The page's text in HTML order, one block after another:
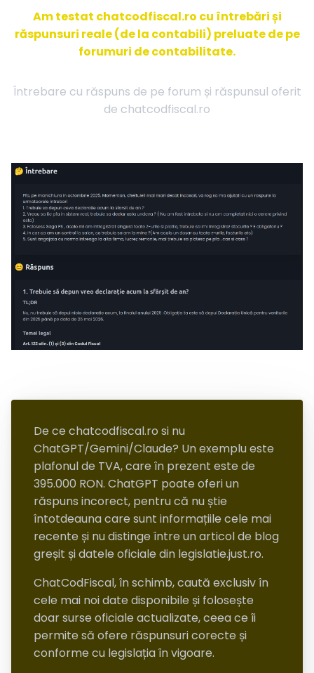
Am testat chatcodfiscal.ro cu întrebări și
răspunsuri reale (de la contabili) preluate de pe
forumuri de contabilitate.
Întrebare cu răspuns de pe forum și răspunsul oferit
de chatcodfiscal.ro
De ce chatcodfiscal.ro si nu
ChatGPT/Gemini/Claude? Un exemplu este
plafonul de TVA, care în prezent este de
395.000 RON. ChatGPT poate oferi un
răspuns incorect, pentru că nu știe
întotdeauna care sunt informațiile cele mai
recente și nu distinge între un articol de blog
greșit și datele oficiale din legislatie.just.ro.
ChatCodFiscal, în schimb, caută exclusiv în
cele mai noi date disponibile și folosește
doar surse oficiale actualizate, ceea ce îi
permite să ofere răspunsuri corecte și
conforme cu legislația în vigoare.